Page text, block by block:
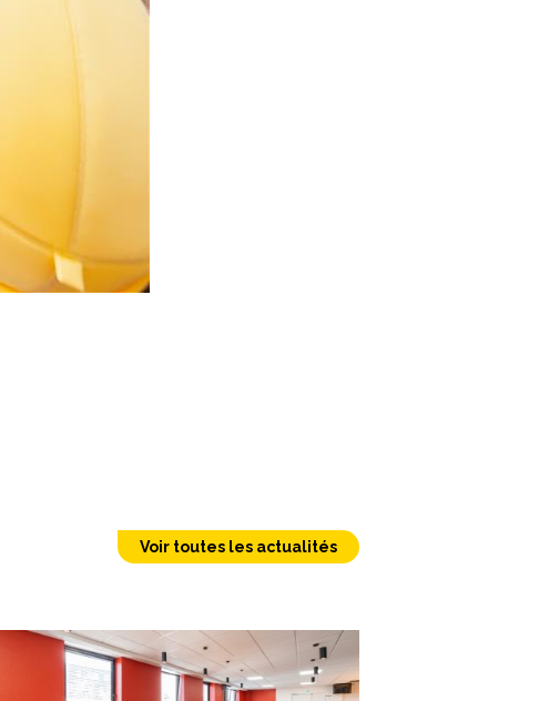
Voir toutes les actualités